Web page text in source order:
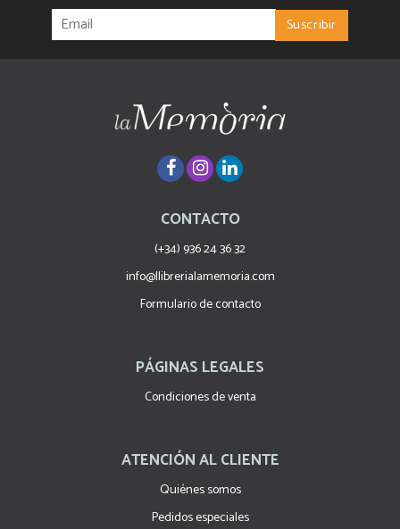
CONTACTO
(+34) 936 24 36 32
info@llibrerialamemoria.com
Formulario de contacto
PÁGINAS LEGALES
Condiciones de venta
ATENCIÓN AL CLIENTE
Quiénes somos
Pedidos especiales